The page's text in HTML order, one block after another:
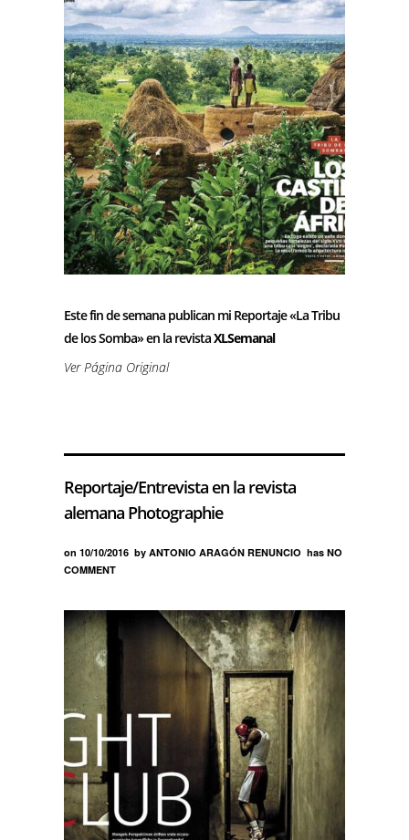
Este fin de semana publican mi Reportaje «La Tribu
de los Somba» en la revistaXLSemanal
Ver Página Original
Reportaje/Entrevista en la revista
alemana Photographie
on 10/10/2016 by ANTONIO ARAGÓN RENUNCIO has NO
COMMENT